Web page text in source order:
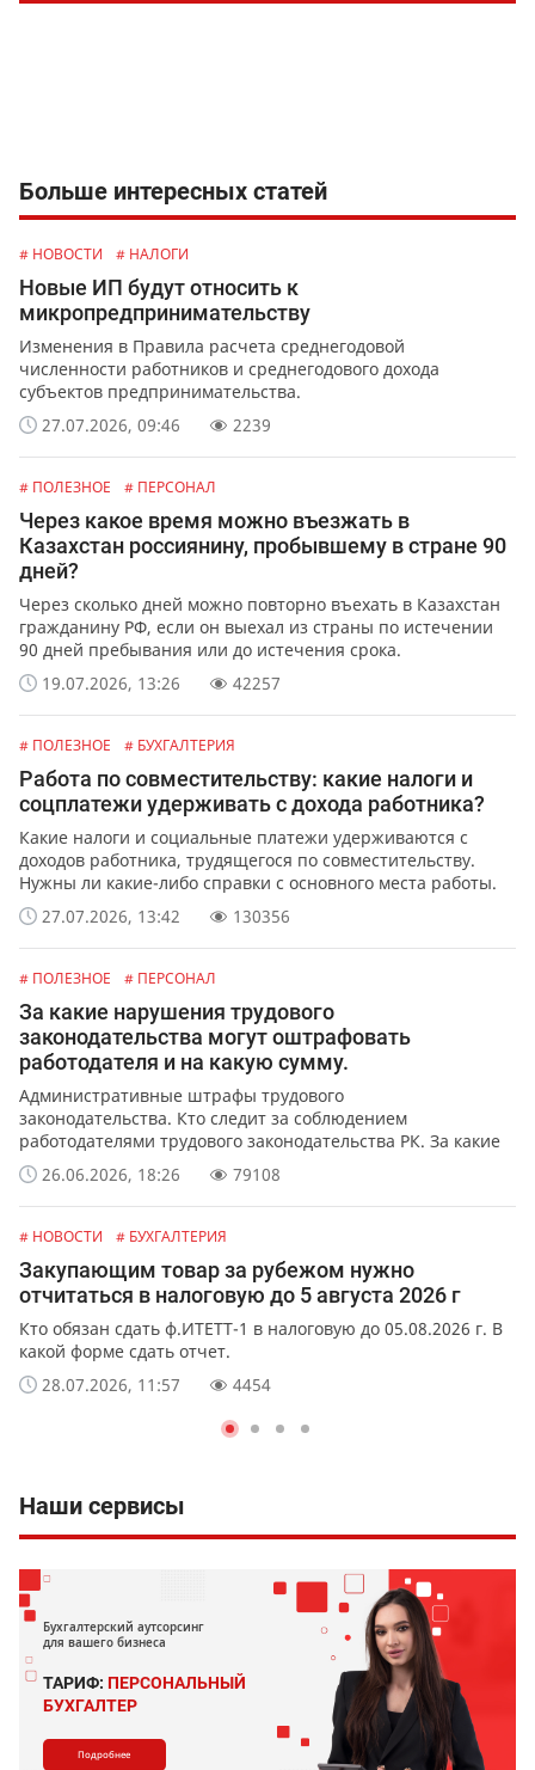
Больше интересных статей
# НОВОСТИ # НАЛОГИ
Новые ИП будут относить к
микропредпринимательству
Изменения в Правила расчета среднегодовой
численности работников и среднегодового дохода
субъектов предпринимательства.
27.07.2026, 09:46
2239
# ПОЛЕЗНОЕ # ПЕРСОНАЛ
Через какое время можно въезжать в
Казахстан россиянину, пробывшему в стране 90
дней?
Через сколько дней можно повторно въехать в Казахстан
гражданину РФ, если он выехал из страны по истечении
90 дней пребывания или до истечения срока.
19.07.2026, 13:26
42257
# ПОЛЕЗНОЕ # БУХГАЛТЕРИЯ
Работа по совместительству: какие налоги и
соцплатежи удерживать с дохода работника?
Какие налоги и социальные платежи удерживаются с
доходов работника, трудящегося по совместительству.
Нужны ли какие-либо справки с основного места работы.
27.07.2026, 13:42
130356
# ПОЛЕЗНОЕ # ПЕРСОНАЛ
За какие нарушения трудового
законодательства могут оштрафовать
работодателя и на какую сумму.
Административные штрафы трудового
законодательства. Кто следит за соблюдением
работодателями трудового законодательства РК. За какие
нарушения работодателя могут оштрафовать и на какую
сумму.
26.06.2026, 18:26 79108
# НОВОСТИ # БУХГАЛТЕРИЯ
Закупающим товар за рубежом нужно
отчитаться в налоговую до 5 августа 2026 г
Кто обязан сдать ф.ИТЕТТ-1 в налоговую до 05.08.2026 г. В
какой форме сдать отчет.
28.07.2026, 11:57
4454
Наши сервисы
Бухгалтерский аутсорсинг
для вашего бизнеса
ТАРИФ: ПЕРСОНАЛЬНЫЙ
БУХГАЛТЕР
Подробнее